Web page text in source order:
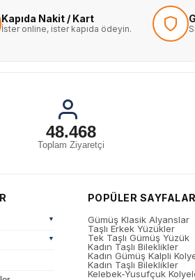
Kapıda Nakit / Kart
İster online, ister kapıda ödeyin.
48.468
Toplam Ziyaretçi
▼
▼
POPÜLER SAYFALAR
Gümüş Klasik Alyanslar
Taşlı Erkek Yüzükler
Tek Taşlı Gümüş Yüzük
Kadın Taşlı Bileklikler
Kadın Gümüş Kalpli
Kadın Taşlı Bileklikler
Kelebek-Yusufçuk